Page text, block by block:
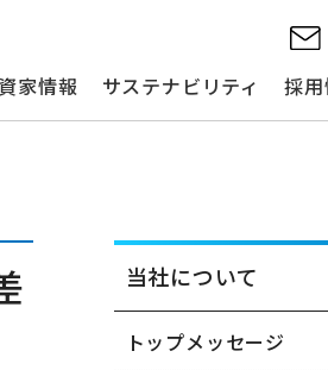
家情報 サステナビリティ 採
当社について
トップメッセージ